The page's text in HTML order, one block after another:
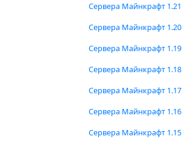
Сервера Майнкрафт 1.21
Сервера Майнкрафт 1.20
Сервера Майнкрафт 1.19
Сервера Майнкрафт 1.18
Сервера Майнкрафт 1.17
Сервера Майнкрафт 1.16
Сервера Майнкрафт 1.15